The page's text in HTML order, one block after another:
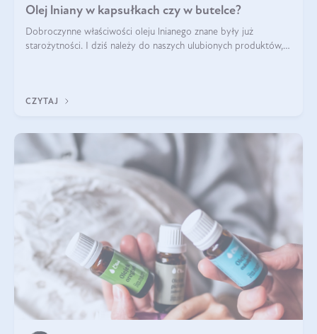
Olej lniany w kapsułkach czy w butelce?
Dobroczynne właściwości oleju lnianego znane były już
starożytności. I dziś należy do naszych ulubionych produktów,
CZYTAJ